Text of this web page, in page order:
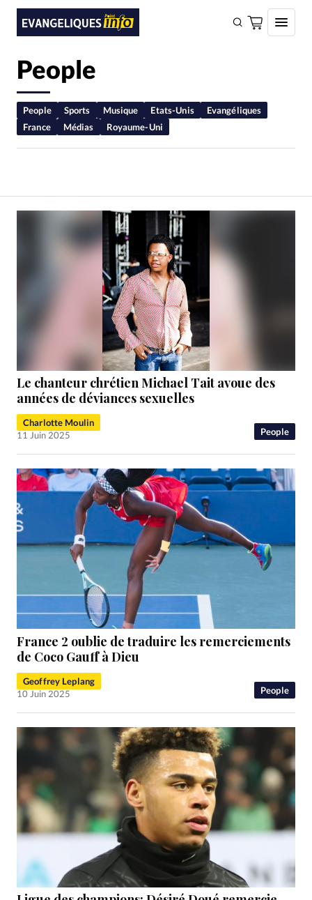
Faire un don
Eglises
Toute l'actualité Bible Culture
Histoire Laicité
Liberté religieuse
Mission
Monde People Politique
Religions
Société
People
People Sports Musique Etats-Unis
Evangéliques
France
Médias Royaume-Uni
People
Le chanteur chrétien Michael Tait avoue des
années de déviances sexuelles
Charlotte Moulin
11 Juin 2025
People
France 2 oublie de traduire les remerciements
de Coco Gauff à Dieu
Geoffrey Leplang
10 Juin 2025